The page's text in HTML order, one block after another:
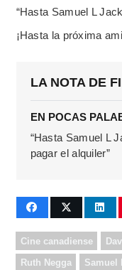
“Hasta Samuel L
¡Hasta la próxima
LA NOTA DE
EN POCAS
“Hasta Samuel L
pagar el alquiler”
Cine canadiense
Ruth Negga Samuel